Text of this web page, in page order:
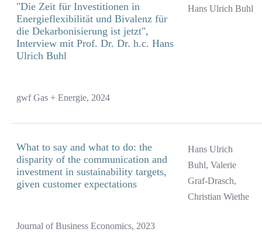
"Die Zeit für Investitionen in
Energieflexibilität und Bivalenz für
die Dekarbonisierung ist jetzt",
Interview mit Prof. Dr. Dr. h.c. Hans
Ulrich Buhl
gwf Gas + Energie, 2024
Hans Ulrich Buhl
What to say and what to do: the
disparity of the communication and
investment in sustainability targets,
given customer expectations
Journal of Business Economics, 2023
Hans Ulrich
Buhl, Valerie
Graf-Drasch,
Christian Wiethe